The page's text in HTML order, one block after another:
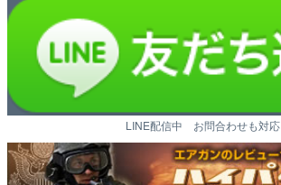
LINE配信中 お問合わせも対応